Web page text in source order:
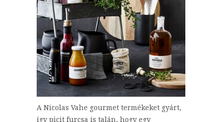
A Nicolas Vahe gourmet termékeket gyárt,
így picit furcsa is talán, hogy egy